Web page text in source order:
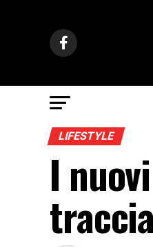
LIFESTYLE
I